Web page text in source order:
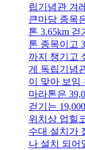
립기념관 겨
큰마당 종목
톤 3.65km
톤 종목이고
까지 챙기고
게 독립기념
이 맞아 보임
마라톤은
걷기는
위치상 업힐
수대 설치가
나 설치 되어